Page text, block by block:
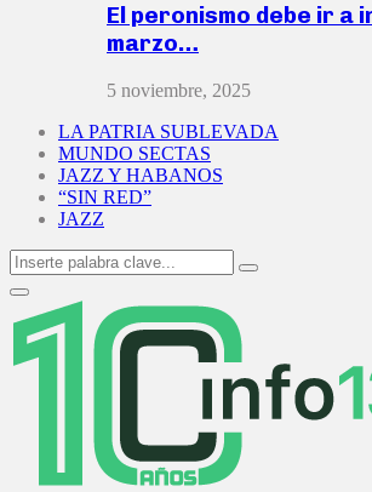
El peronismo debe ir a
marzo…
5 noviembre, 2025
LA PATRIA SUBLEVADA
MUNDO SECTAS
JAZZ Y HABANOS
“SIN RED”
JAZZ
Search
for:
Search
Primary
Menu